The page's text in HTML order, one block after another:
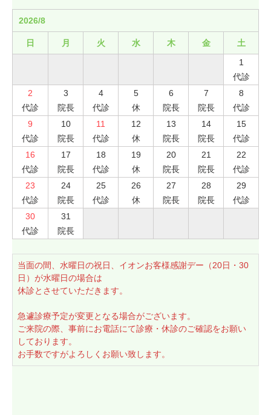
2026/8
日 月 火 水 木 金
土
1
代診
2
代診
3
院長
4
代診
5
休
6
院長
7
院長
8
代診
9
代診
10
院長
11
代診
12
休
13
院長
14
院長
15
代診
16
代診
17
院長
18
代診
19
休
20
院長
21
院長
22
代診
23
代診
24
院長
25
代診
26
休
27
院長
28
院長
29
代診
30
代診
31
院長
当面の間、水曜日の祝日、イオンお客様感謝デー（20日・30
日）が水曜日の場合は
休診とさせていただきます。
急遽診療予定が変更となる場合がございます。
ご来院の際、事前にお電話にて診療・休診のご確認をお願い
しております。
お手数ですがよろしくお願い致します。